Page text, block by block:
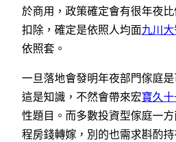
於商用，政策確定會有很年夜
扣除，確定是依照人均面九川
依照套。
一旦落地會發明年夜部門傢庭是
這是知識，不然會帶來宏寶久
性題目。而多數投資型傢庭一
程房錢轉嫁，別的也需求斟酌